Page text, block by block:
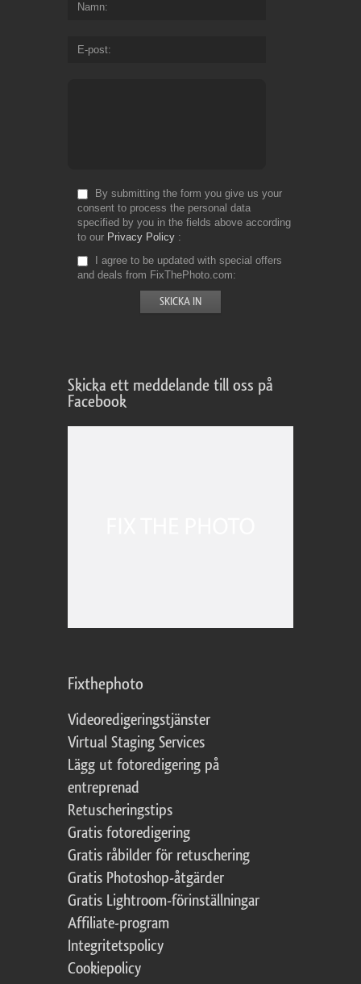
Namn
E-post
By submitting the form you give us your
consent to process the personal data
specified by you in the fields above according
to our Privacy Policy
I agree to be updated with special offers
and deals from FixThePhoto.com
Skicka ett meddelande till oss på
Facebook
Fixthephoto
Videoredigeringstjänster
Virtual Staging Services
Lägg ut fotoredigering på
entreprenad
Retuscheringstips
Gratis fotoredigering
Gratis råbilder för retuschering
Gratis Photoshop-åtgärder
Gratis Lightroom-förinställningar
Affiliate-program
Integritetspolicy
Cookiepolicy